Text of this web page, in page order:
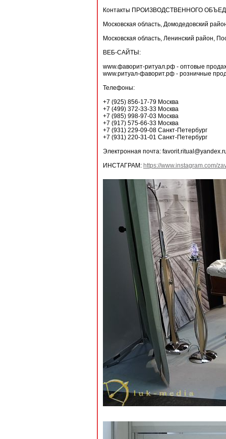
Контакты ПРОИЗВОДСТВЕННОГО
Московская область, Домодедовский
Московская область, Ленинский район,
ВЕБ-САЙТЫ:
www.фаворит-ритуал.рф - оптовые
www.ритуал-фаворит.рф - розничные
Телефоны:
+7 (925) 856-17-79 Москва
+7 (499) 372-33-33 Москва
+7 (985) 998-97-03 Москва
+7 (917) 575-66-33 Москва
+7 (931) 229-09-08 Санкт-Петербург
+7 (931) 220-31-01 Санкт-Петербург
Электронная почта:
ИНСТАГРАМ: https://www.instagram.com/